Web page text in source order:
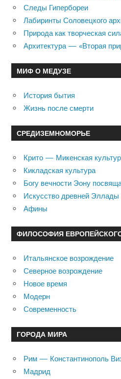
Следы Гипербореи
Лабиринты Соловецкого
Природа как творческая
Архитектура — «Вторая
МИФ О МЕДУЗЕ
История бытия
Жизнь после смерти
СРЕДИЗЕМНОМОРЬЕ
Крито — Микенская
Кикладская культура
Богу вечности Эону
Искусство древней Эллады
Афины
ФИЛОСОФИЯ
Итальянское возрождение
Северное возрождение
Новое время
Модерн
Современность
ГОРОДА МИРА
Рим — Константинополь
Мадрид